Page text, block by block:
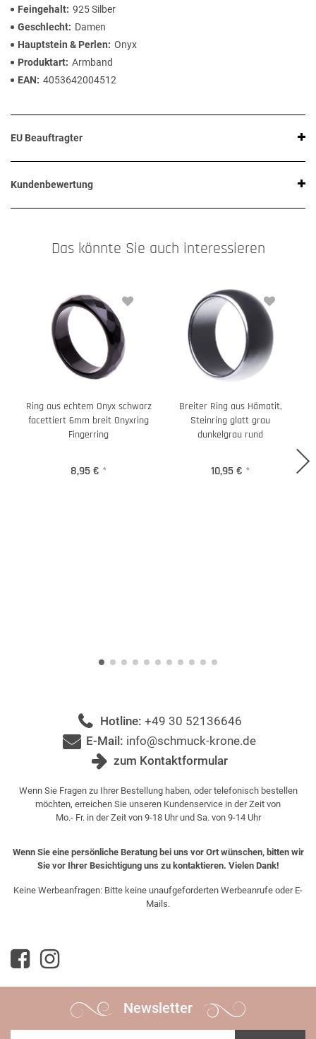
Feingehalt 925 Silber
Geschlecht
Damen
Hauptstein & Perlen
Onyx
Produktart Armband
EAN
4053642004512
EU Beauftragter
Kundenbewertung
Das könnte Sie auch interessieren
Ring aus echtem Onyx schwarz
facettiert 6mm breit Onyxring
Fingerring
8,95 € *
Breiter Ring aus Hämatit,
Steinring glatt grau
dunkelgrau rund
10,95 € *
Hotline: +49 30 52136646
E-Mail: info@schmuck-krone.de
zum Kontaktformular
Wenn Sie Fragen zu Ihrer Bestellung haben, oder telefonisch bestellen
möchten, erreichen Sie unseren Kundenservice in der Zeit von
Mo.- Fr. in der Zeit von 9-18 Uhr und Sa. von 9-14 Uhr
Wenn Sie eine persönliche Beratung bei uns vor Ort wünschen, bitten wir
Sie vor Ihrer Besichtigung uns zu kontaktieren. Vielen Dank!
Keine Werbeanfragen: Bitte keine unaufgeforderten Werbeanrufe oder E-
Mails.
Newsletter